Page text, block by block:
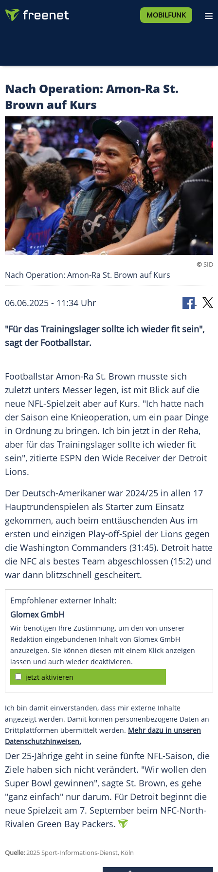
MOBILFUNK
Nach Operation: Amon-Ra St.
Brown auf Kurs
©SID
Nach Operation: Amon-Ra St. Brown auf Kurs
06.06.2025 - 11:34 Uhr
"Für das Trainingslager sollte ich wieder fit sein",
sagt der Footballstar.
Footballstar Amon-Ra St. Brown musste sich
zuletzt unters Messer legen, ist mit Blick auf die
neue NFL-Spielzeit aber auf Kurs. "Ich hatte nach
der Saison eine Knieoperation, um ein paar Dinge
in Ordnung zu bringen. Ich bin jetzt in der Reha,
aber für das Trainingslager sollte ich wieder fit
sein", zitierte ESPN den Wide Receiver der Detroit
Lions.
Der Deutsch-Amerikaner war 2024/25 in allen 17
Hauptrundenspielen als Starter zum Einsatz
gekommen, auch beim enttäuschenden Aus im
ersten und einzigen Play-off-Spiel der Lions gegen
die Washington Commanders (31:45). Detroit hatte
die NFC als bestes Team abgeschlossen (15:2) und
war dann blitzschnell gescheitert.
Empfohlener externer Inhalt:
Glomex GmbH
Wir benötigen Ihre Zustimmung, um den von unserer
Redaktion eingebundenen Inhalt von Glomex GmbH
anzuzeigen. Sie können diesen mit einem Klick anzeigen
lassen und auch wieder deaktivieren.
jetzt aktivieren
Ich bin damit einverstanden, dass mir externe Inhalte
angezeigt werden. Damit können personenbezogene Daten an
Drittplattformen übermittelt werden. Mehr dazu in unseren
Datenschutzhinweisen.
Der 25-Jährige geht in seine fünfte NFL-Saison, die
Ziele haben sich nicht verändert. "Wir wollen den
Super Bowl gewinnen", sagte St. Brown, es gehe
"ganz einfach" nur darum. Für Detroit beginnt die
neue Spielzeit am 7. September beim NFC-North-
Rivalen Green Bay Packers.
Quelle:2025 Sport-Informations-Dienst, Köln